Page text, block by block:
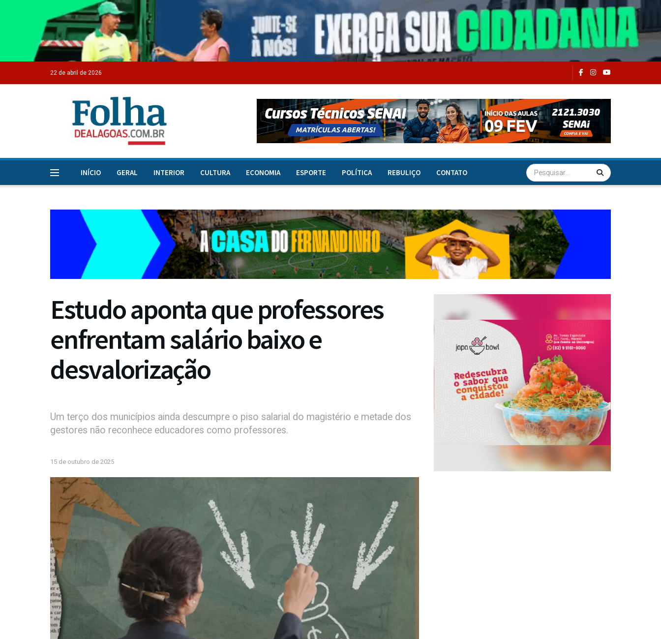
22 de abril de 2026
INÍCIO GERAL INTERIOR CULTURA ECONOMIA ESPORTE POLÍTICA REBULIÇO CONTATO
Estudo aponta que professores
enfrentam salário baixo e
desvalorização
Um terço dos municípios ainda descumpre o piso salarial do magistério e metade dos
gestores não reconhece educadores como professores.
15 de outubro de 2025